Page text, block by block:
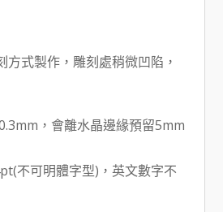
方式製作，雕刻處稍微凹陷，
，會離水晶邊緣預留5mm
不可明體字型)，英文數字不